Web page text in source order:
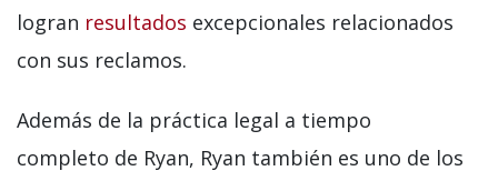
logran resultados excepcionales relacionados
con sus reclamos.
Además de la práctica legal a tiempo
completo de Ryan, Ryan también es uno de los